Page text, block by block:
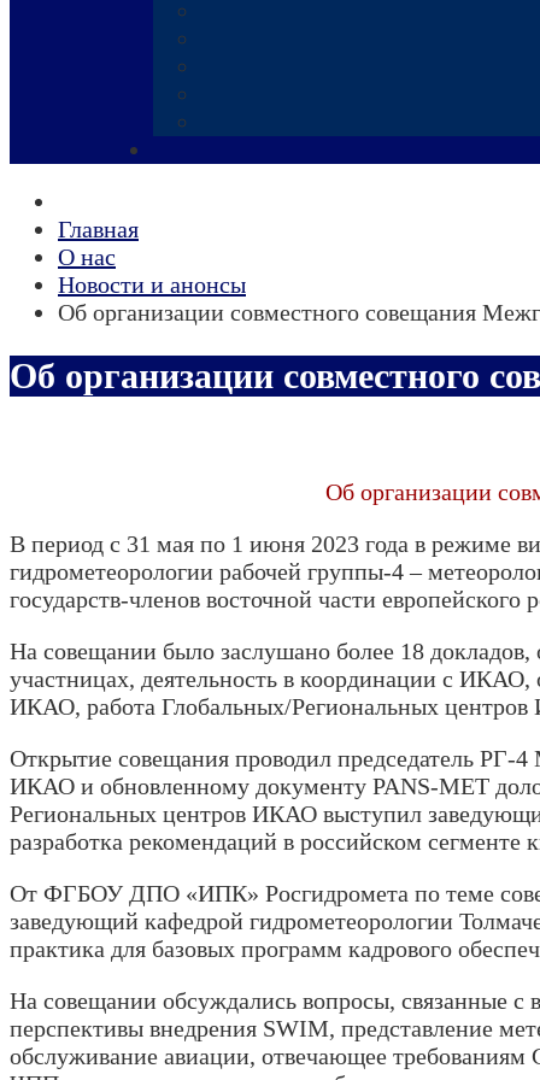
Главная
О нас
Новости и анонсы
Об организации совместного совещания
Об организации совместного
Об организации
В период с 31 мая по 1 июня 2023 года в режиме
гидрометеорологии рабочей группы-4 –
государств-членов восточной части
На совещании было заслушано более 18
участницах, деятельность в координации с
ИКАО, работа Глобальных/Региональных
Открытие совещания проводил председатель
ИКАО и обновленному документу PANS-MET
Региональных центров ИКАО выступил
разработка рекомендаций в российском
От ФГБОУ ДПО «ИПК» Росгидромета по теме
заведующий кафедрой гидрометеорологии
практика для базовых программ кадрового
На совещании обсуждались вопросы, связанные
перспективы внедрения SWIM, представление
обслуживание авиации, отвечающее